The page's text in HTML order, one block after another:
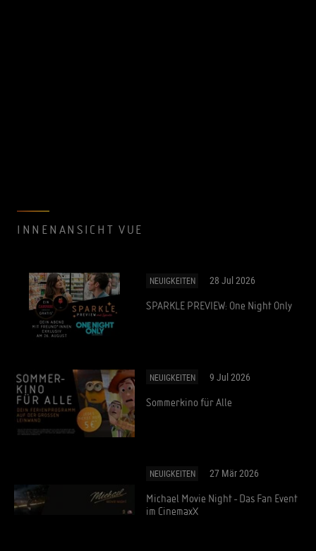
INNENANSICHT VUE
NEUIGKEITEN 28 Jul 2026
SPARKLE PREVIEW: One Night Only
NEUIGKEITEN 9 Jul 2026
Sommerkino für Alle
NEUIGKEITEN 27 Mär 2026
Michael Movie Night - Das Fan Event
im CinemaxX